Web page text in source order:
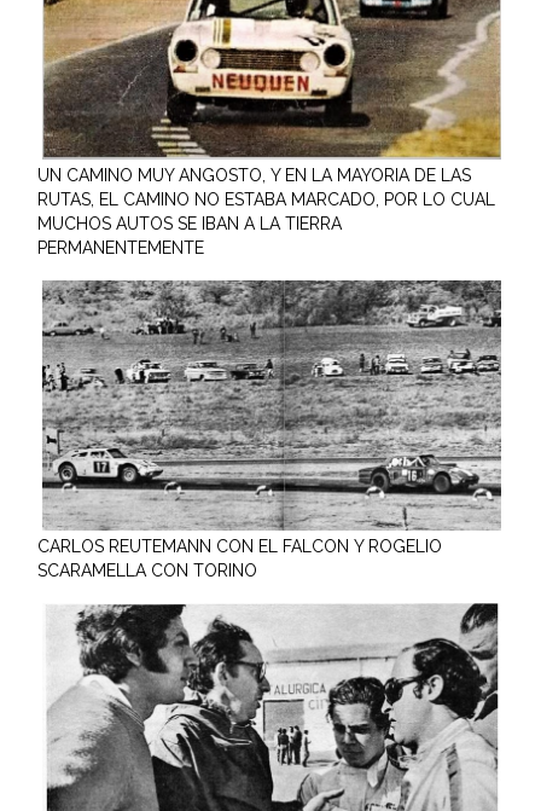
UN CAMINO MUY ANGOSTO, Y EN LA MAYORIA DE LAS
RUTAS, EL CAMINO NO ESTABA MARCADO, POR LO CUAL
MUCHOS AUTOS SE IBAN A LA TIERRA
PERMANENTEMENTE
CARLOS REUTEMANN CON EL FALCON Y ROGELIO
SCARAMELLA CON TORINO